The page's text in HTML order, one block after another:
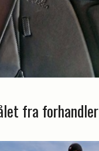
fra forhandler